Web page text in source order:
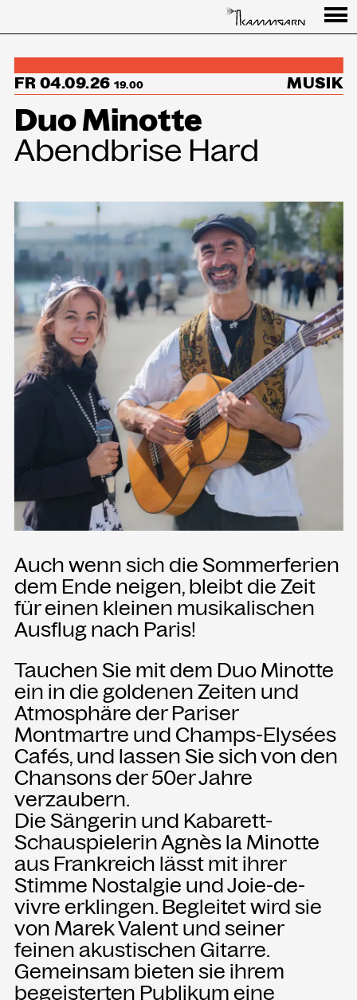
Programm
↳Summer Sessions
Besuch
Ausstellungen
Über uns
Haus
Partner
Aktuelles
Presse
Merch
Rückschau
KONTAKT
Kammgarn Kulturwerkstatt
Spinnereistraße 10
6971 Hard am Bodensee
Österreich
Büro Öffnungszeiten:
Mo-Fr von 9-12
+43 5574 82731
office@kammgarn.at
NEWSLETTER
Einmal wöchentlich informieren wir
über aktuelle Events in der
Kammgarn. Jetzt anmelden und
nichts mehr verpassen.
ANMELDEN
FR 04.09.26 19.00 MUSIK
Duo Minotte
Abendbrise Hard
Auch wenn sich die Sommerferien
dem Ende neigen, bleibt die Zeit
für einen kleinen musikalischen
Ausflug nach Paris!
Tauchen Sie mit dem Duo Minotte
ein in die goldenen Zeiten und
Atmosphäre der Pariser
Montmartre und Champs-Elysées
Cafés, und lassen Sie sich von den
Chansons der 50er Jahre
verzaubern.
Die Sängerin und Kabarett-
Schauspielerin Agnès la Minotte
aus Frankreich lässt mit ihrer
Stimme Nostalgie und Joie-de-
vivre erklingen. Begleitet wird sie
von Marek Valent und seiner
feinen akustischen Gitarre.
Gemeinsam bieten sie ihrem
begeisterten Publikum eine